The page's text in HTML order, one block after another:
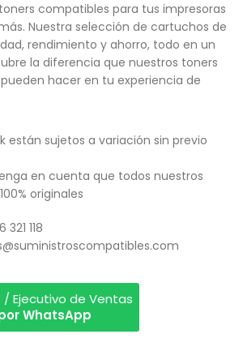
compatibles para tus impresoras
Nuestra selección de cartuchos de
rendimiento y ahorro, todo en un
la diferencia que nuestros toners
hacer en tu experiencia de
están sujetos a variación sin previo
en cuenta que todos nuestros
originales
321 118
/ Ejecutivo de Ventas
WhatsApp